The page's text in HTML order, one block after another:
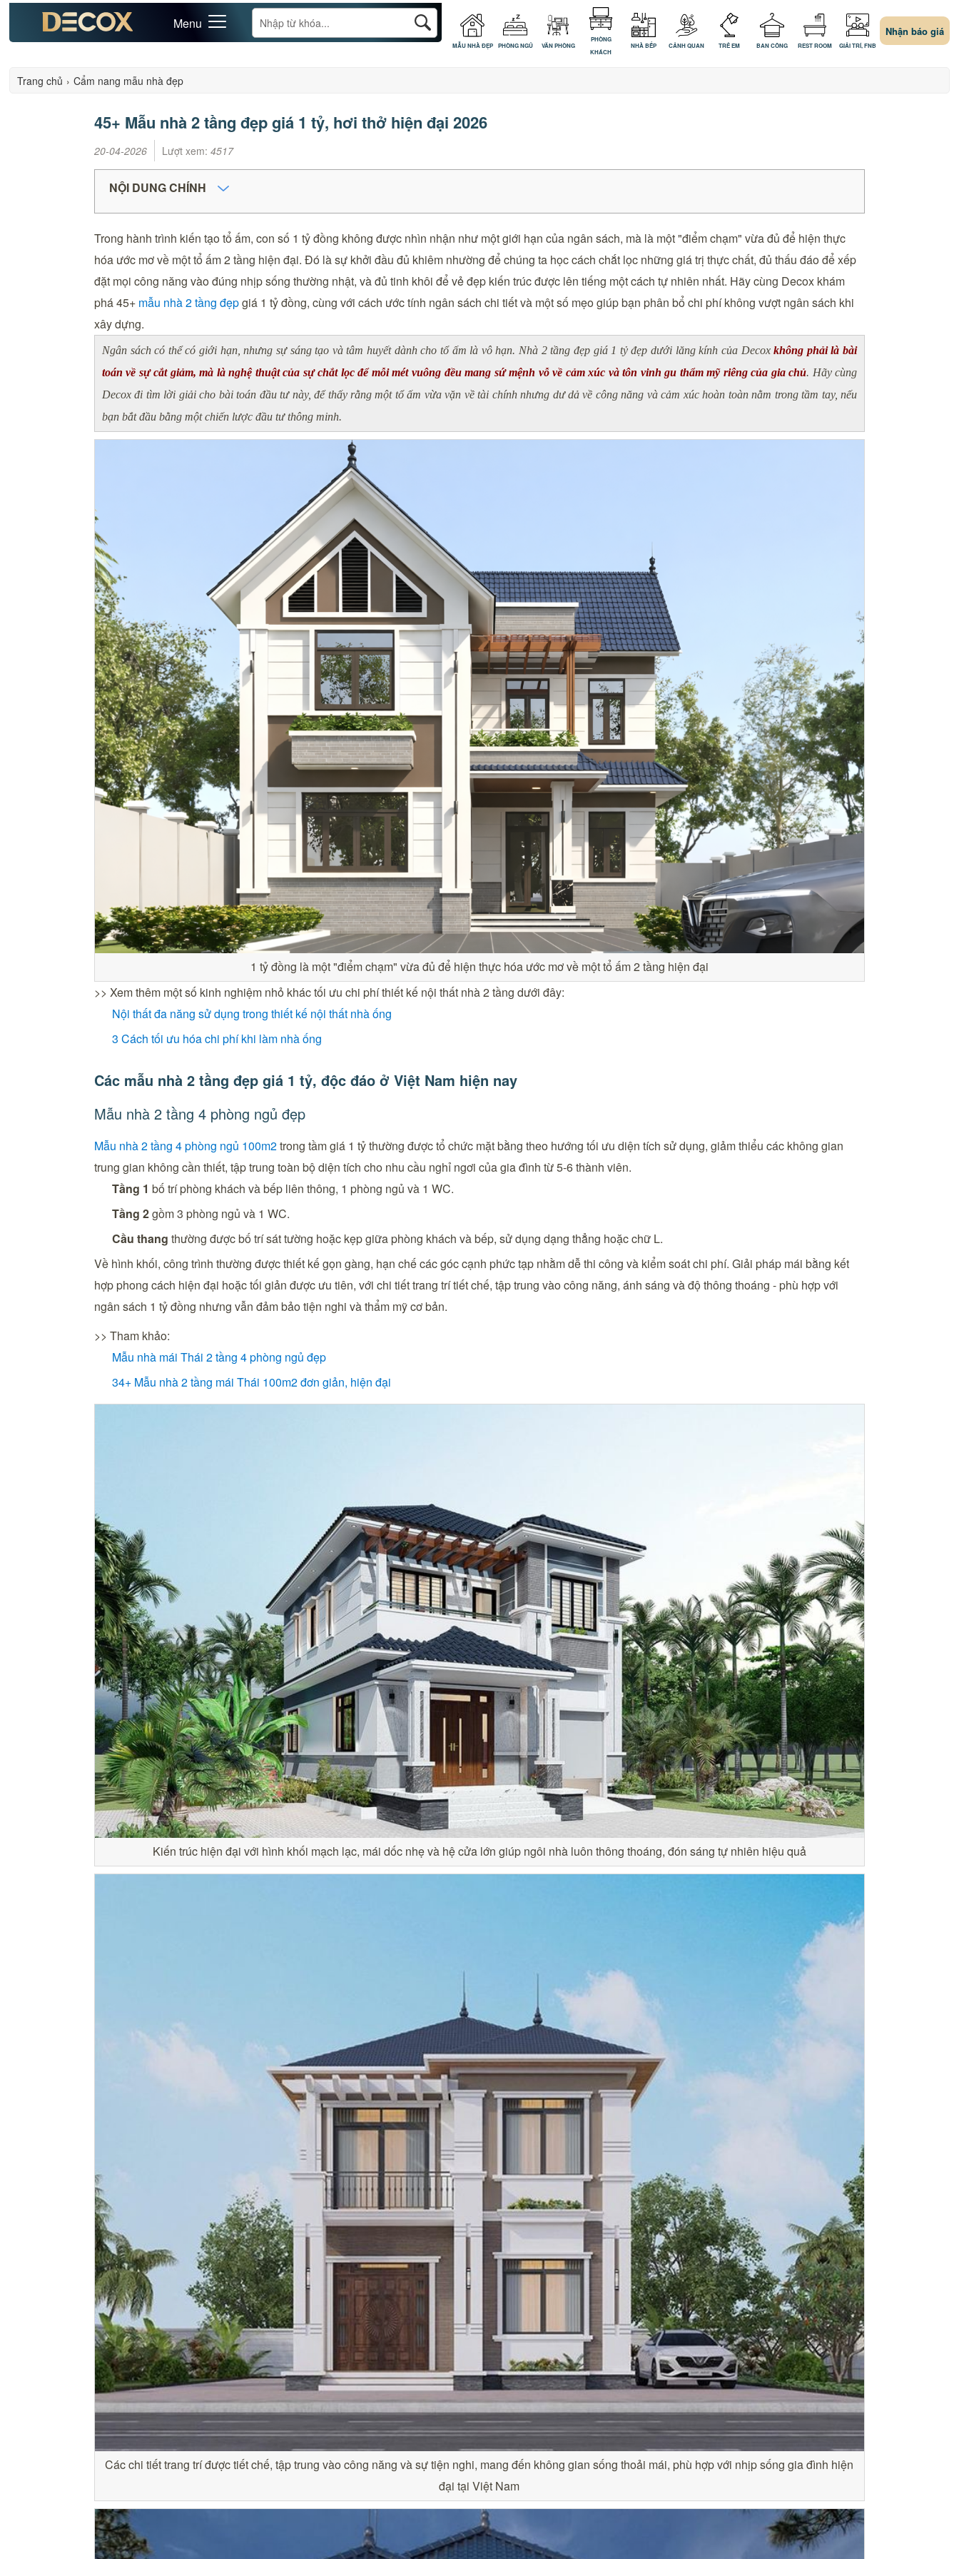
Menu
MẪU NHÀ ĐẸP PHÒNG NGỦ VĂN PHÒNG
PHÒNG
KHÁCH
NHÀ BẾP CẢNH QUAN TRẺ EM BAN CÔNG REST ROOM GIẢI TRÍ, FNB
Nhận báo giá
Trang chủ › Cẩm nang mẫu nhà đẹp
45+ Mẫu nhà 2 tầng đẹp giá 1 tỷ, hơi thở hiện đại 2026
20-04-2026 Lượt xem: 4517
NỘI DUNG CHÍNH
Trong hành trình kiến tạo tổ ấm, con số 1 tỷ đồng không được nhìn nhận như một giới hạn của ngân sách, mà là một "điểm chạm" vừa đủ để hiện thực
hóa ước mơ về một tổ ấm 2 tầng hiện đại. Đó là sự khởi đầu đủ khiêm nhường để chúng ta học cách chắt lọc những giá trị thực chất, đủ thấu đáo để xếp
đặt mọi công năng vào đúng nhịp sống thường nhật, và đủ tinh khôi để vẻ đẹp kiến trúc được lên tiếng một cách tự nhiên nhất. Hãy cùng Decox khám
phá 45+ mẫu nhà 2 tầng đẹpgiá 1 tỷ đồng, cùng với cách ước tính ngân sách chi tiết và một số mẹo giúp bạn phân bổ chi phí không vượt ngân sách khi
xây dựng.
Ngân sách có thể có giới hạn, nhưng sự sáng tạo và tâm huyết dành cho tổ ấm là vô hạn. Nhà 2 tầng đẹp giá 1 tỷ đẹp dưới lăng kính của Decoxkhông phải là bài
toán về sự cắt giảm, mà là nghệ thuật của sự chắt lọc để mỗi mét vuông đều mang sứ mệnh vỗ về cảm xúc và tôn vinh gu thẩm mỹ riêng của gia chủ. Hãy cùng
Decox đi tìm lời giải cho bài toán đầu tư này, để thấy rằng một tổ ấm vừa vặn về tài chính nhưng dư dả về công năng và cảm xúc hoàn toàn nằm trong tầm tay, nếu
bạn bắt đầu bằng một chiến lược đầu tư thông minh.
1 tỷ đồng là một "điểm chạm" vừa đủ để hiện thực hóa ước mơ về một tổ ấm 2 tầng hiện đại
>> Xem thêm một số kinh nghiệm nhỏ khác tối ưu chi phí thiết kế nội thất nhà 2 tầng dưới đây:
Nội thất đa năng sử dụng trong thiết kế nội thất nhà ống
3 Cách tối ưu hóa chi phí khi làm nhà ống
Các mẫu nhà 2 tầng đẹp giá 1 tỷ, độc đáo ở Việt Nam hiện nay
Mẫu nhà 2 tầng 4 phòng ngủ đẹp
Mẫu nhà 2 tầng 4 phòng ngủ 100m2trong tầm giá 1 tỷ thường được tổ chức mặt bằng theo hướng tối ưu diện tích sử dụng, giảm thiểu các không gian
trung gian không cần thiết, tập trung toàn bộ diện tích cho nhu cầu nghỉ ngơi của gia đình từ 5-6 thành viên.
Tầng 1 bố trí phòng khách và bếp liên thông, 1 phòng ngủ và 1 WC.
Tầng 2gồm 3 phòng ngủ và 1 WC.
Cầu thang thường được bố trí sát tường hoặc kẹp giữa phòng khách và bếp, sử dụng dạng thẳng hoặc chữ L.
Về hình khối, công trình thường được thiết kế gọn gàng, hạn chế các góc cạnh phức tạp nhằm dễ thi công và kiểm soát chi phí. Giải pháp mái bằng kết
hợp phong cách hiện đại hoặc tối giản được ưu tiên, với chi tiết trang trí tiết chế, tập trung vào công năng, ánh sáng và độ thông thoáng - phù hợp với
ngân sách 1 tỷ đồng nhưng vẫn đảm bảo tiện nghi và thẩm mỹ cơ bản.
>> Tham khảo:
Mẫu nhà mái Thái 2 tầng 4 phòng ngủ đẹp
34+ Mẫu nhà 2 tầng mái Thái 100m2 đơn giản, hiện đại
Kiến trúc hiện đại với hình khối mạch lạc, mái dốc nhẹ và hệ cửa lớn giúp ngôi nhà luôn thông thoáng, đón sáng tự nhiên hiệu quả
Các chi tiết trang trí được tiết chế, tập trung vào công năng và sự tiện nghi, mang đến không gian sống thoải mái, phù hợp với nhịp sống gia đình hiện
đại tại Việt Nam